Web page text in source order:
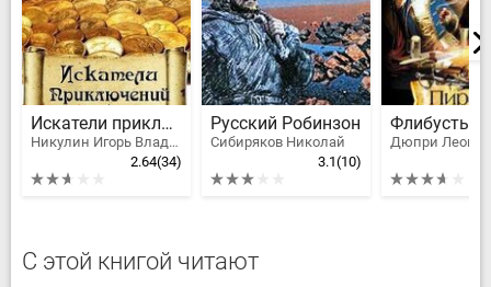
Искатели приключений
Никулин Игорь Владимирович
2.64(34)
Русский Робинзон
Сибиряков Николай
3.1(10)
Дюпри Леонар
С этой книгой читают